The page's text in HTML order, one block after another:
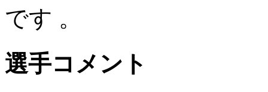
です 。
選手コメント